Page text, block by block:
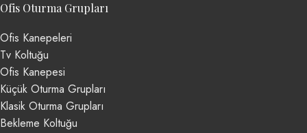
Ofis Oturma Grupları
Ofis Kanepeleri
Tv Koltuğu
Ofis Kanepesi
Küçük Oturma Grupları
Klasik Oturma Grupları
Bekleme Koltuğu